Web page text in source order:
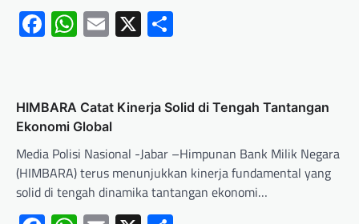
Facebook
WhatsApp
Email
X
HIMBARA Catat Kinerja Solid di Tengah Tantangan
Ekonomi Global
Media Polisi Nasional -Jabar –Himpunan Bank Milik Negara
(HIMBARA) terus menunjukkan kinerja fundamental yang
solid di tengah dinamika tantangan ekonomi…